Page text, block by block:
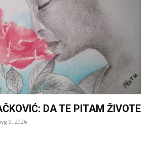
DA TE PITAM ŽIVOTE
9, 2026